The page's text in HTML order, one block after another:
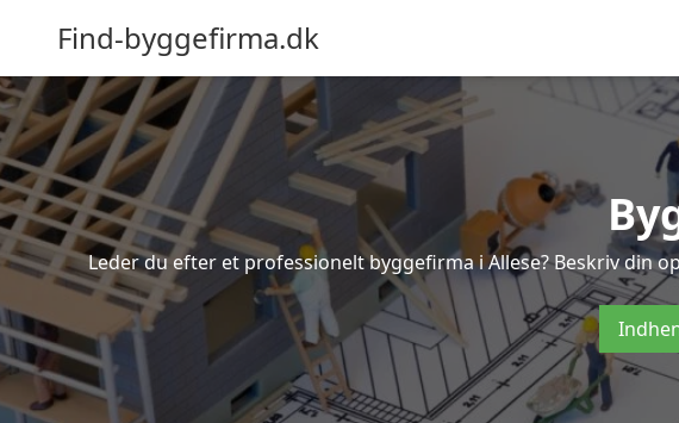
Find-byggefirma.dk
Leder du efter et professionelt byggefirma i Allese? Beskriv din